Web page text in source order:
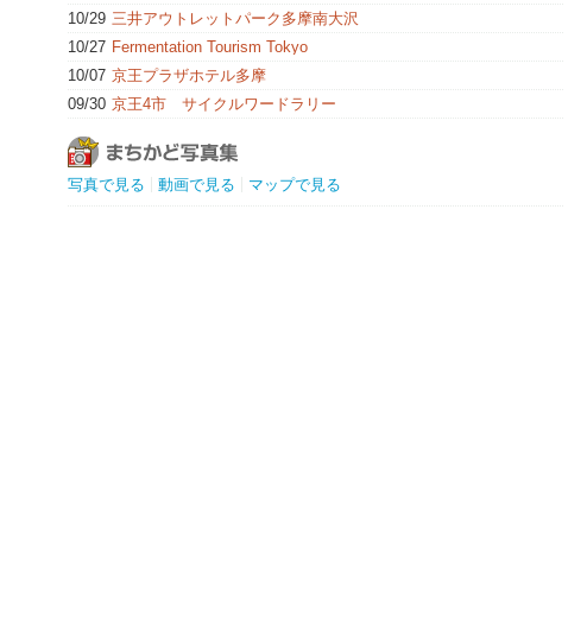
10/29 三井アウトレットパーク多摩南大沢
10/27 Fermentation Tourism Tokyo
10/07 京王プラザホテル多摩
09/30 京王4市 サイクルワードラリー
写真で見る 動画で見る マップで見る